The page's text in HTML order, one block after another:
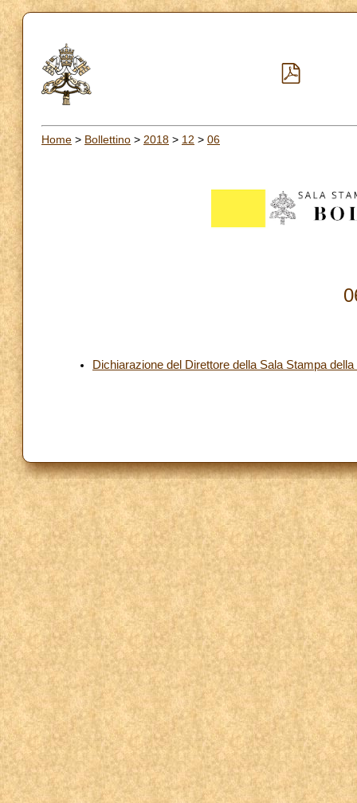
Home > Bollettino > 2018 > 12 > 06
Dichiarazione del Direttore della Sala Stampa